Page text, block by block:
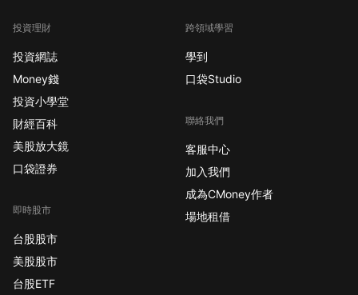
(AMD) 執行長蘇姿丰
CES Keynote 21:25 里
奇蒙聯準銀行總裁
Barkin 演講 22:45 S&P
Global 服務業 PMI 終
值（12 月） 週三 1/7
21:15 ADP 私部門就業
（12 月） 23:00 JOLTS
ISM 服務業 PMI（12
月） 盤後財報：星座品
牌 (STZ)、Applied
Digital (APLD)、傑富
瑞金融 (JEF)、
投資理財
投資網誌
Money錢
投資小學堂
財經百科
美股放大鏡
口袋證券
即時股市
台股股市
美股股市
台股ETF
跨領域學習
學到
口袋Studio
聯絡我們
客服中心
加入我們
成為CMoney作者
場地租借